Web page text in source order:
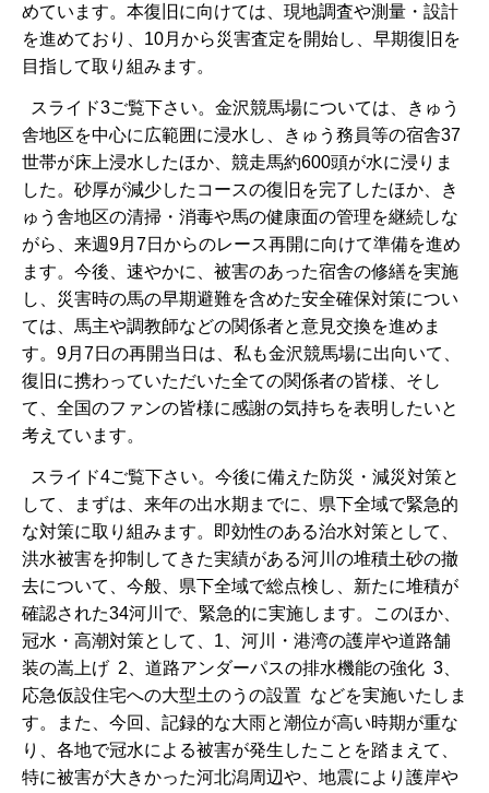
めています。本復旧に向けては、現地調査や測量・設計
を進めており、10月から災害査定を開始し、早期復旧を
目指して取り組みます。
スライド3ご覧下さい。金沢競馬場については、きゅう
舎地区を中心に広範囲に浸水し、きゅう務員等の宿舎37
世帯が床上浸水したほか、競走馬約600頭が水に浸りま
した。砂厚が減少したコースの復旧を完了したほか、き
ゅう舎地区の清掃・消毒や馬の健康面の管理を継続しな
がら、来週9月7日からのレース再開に向けて準備を進め
ます。今後、速やかに、被害のあった宿舎の修繕を実施
し、災害時の馬の早期避難を含めた安全確保対策につい
ては、馬主や調教師などの関係者と意見交換を進めま
す。9月7日の再開当日は、私も金沢競馬場に出向いて、
復旧に携わっていただいた全ての関係者の皆様、そし
て、全国のファンの皆様に感謝の気持ちを表明したいと
考えています。
スライド4ご覧下さい。今後に備えた防災・減災対策と
して、まずは、来年の出水期までに、県下全域で緊急的
な対策に取り組みます。即効性のある治水対策として、
洪水被害を抑制してきた実績がある河川の堆積土砂の撤
去について、今般、県下全域で総点検し、新たに堆積が
確認された34河川で、緊急的に実施します。このほか、
冠水・高潮対策として、1、河川・港湾の護岸や道路舗
装の嵩上げ 2、道路アンダーパスの排水機能の強化 3、
応急仮設住宅への大型土のうの設置 などを実施いたしま
す。また、今回、記録的な大雨と潮位が高い時期が重な
り、各地で冠水による被害が発生したことを踏まえて、
特に被害が大きかった河北潟周辺や、地震により護岸や